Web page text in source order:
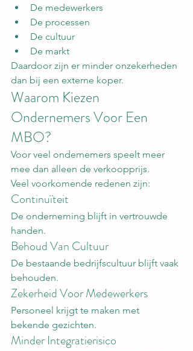
De medewerkers
De processen
De cultuur
De markt
Daardoor zijn er minder onzekerheden
dan bij een externe koper.
Waarom Kiezen
Ondernemers Voor Een
MBO?
Voor veel ondernemers speelt meer
mee dan alleen de verkoopprijs.
Veel voorkomende redenen zijn:
Continuïteit
De onderneming blijft in vertrouwde
handen.
Behoud Van Cultuur
De bestaande bedrijfscultuur blijft vaak
behouden.
Zekerheid Voor Medewerkers
Personeel krijgt te maken met
bekende gezichten.
Minder Integratierisico